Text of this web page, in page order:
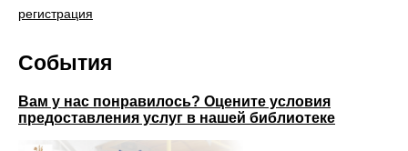
регистрация
События
Вам у нас понравилось? Оцените условия
предоставления услуг в нашей библиотеке